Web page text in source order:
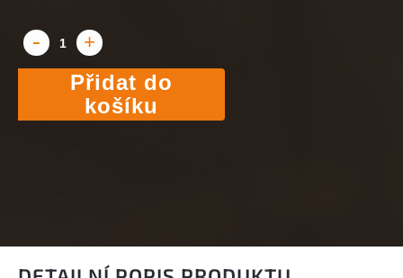
Přidat do
košíku